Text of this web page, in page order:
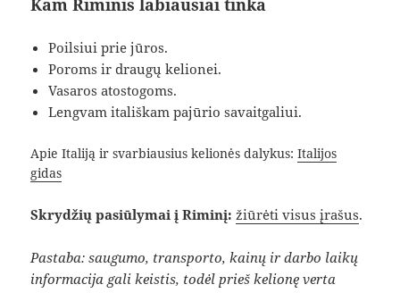
Kam Riminis labiausiai tinka
Poilsiui prie jūros.
Poroms ir draugų kelionei.
Vasaros atostogoms.
Lengvam itališkam pajūrio savaitgaliui.
Apie Italiją ir svarbiausius kelionės dalykus:Italijos
gidas
Skrydžių pasiūlymai į Riminį: žiūrėti visus įrašus.
Pastaba: saugumo, transporto, kainų ir darbo laikų
informacija gali keistis, todėl prieš kelionę verta